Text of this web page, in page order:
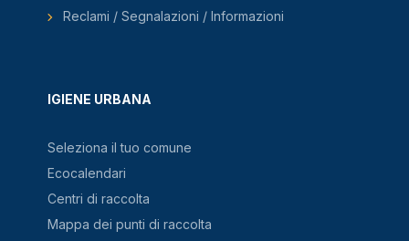
IGIENE URBANA
Seleziona il tuo comune
Ecocalendari
Centri di raccolta
Mappa dei punti di raccolta
Reclami / Segnalazioni / Informazioni